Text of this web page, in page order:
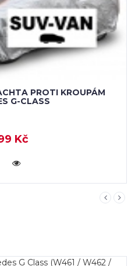
PROTI KROUPÁM
G-KLASSE
2 699 Kč
KOUPIT